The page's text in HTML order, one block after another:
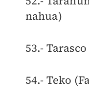
nahua)
53.-
54.- Teko